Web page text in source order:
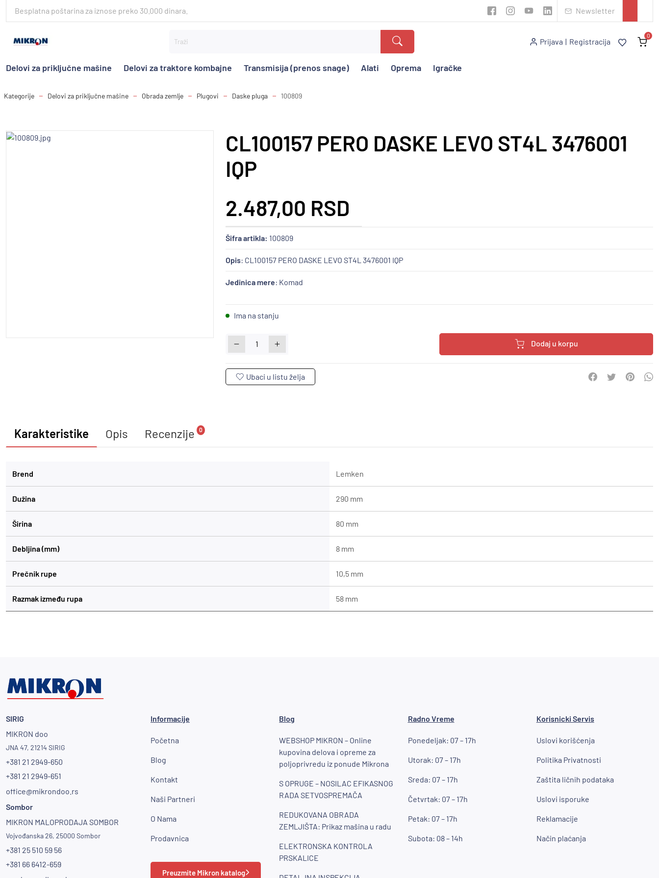
Besplatna poštarina za iznose preko 30.000 dinara. Newsletter
Delovi za priključne mašine Delovi za traktore kombajne Transmisija (prenos snage) Alati Oprema Igračke
Prijava | Registracija
0
Kategorije Delovi za priključne mašine Obrada zemlje Plugovi Daske pluga 100809
CL100157 PERO DASKE LEVO ST4L 3476001
IQP
2.487,00 RSD
Šifra artikla: 100809
Opis: CL100157 PERO DASKE LEVO ST4L 3476001 IQP
Jedinica mere: Komad
Ima na stanju
Dodaj u korpu
Karakteristike Opis Recenzije 0
Brend Lemken
Dužina 290 mm
Širina 80 mm
Debljina (mm) 8 mm
Prečnik rupe 10,5 mm
Razmak između rupa 58 mm
SIRIG
MIKRON doo
JNA 47, 21214 SIRIG
+381 21 2949-650
+381 21 2949-651
office@mikrondoo.rs
Sombor
MIKRON MALOPRODAJA SOMBOR
Vojvođanska 26, 25000 Sombor
+381 25 510 59 56
+381 66 6412-659
Informacije
Početna
Blog
Kontakt
Naši Partneri
O Nama
Prodavnica
Preuzmite Mikron katalog
Blog
WEBSHOP MIKRON – Online
kupovina delova i opreme za
poljoprivredu iz ponude Mikrona
S OPRUGE – NOSILAC EFIKASNOG
RADA SETVOSPREMAČA
REDUKOVANA OBRADA
ZEMLJIŠTA: Prikaz mašina u radu
ELEKTRONSKA KONTROLA
PRSKALICE
Radno Vreme
Ponedeljak: 07 – 17h
Utorak: 07 – 17h
Sreda: 07 – 17h
Četvrtak: 07 – 17h
Petak: 07 – 17h
Subota: 08 – 14h
Korisnicki Servis
Uslovi korišćenja
Politika Privatnosti
Zaštita ličnih podataka
Uslovi isporuke
Reklamacije
Način plaćanja